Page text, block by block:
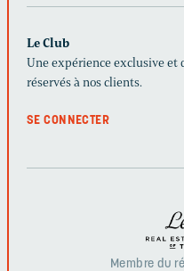
Le Club
Une expérience exclusive et
réservés à nos clients.
SE CONNECTER
Membre du